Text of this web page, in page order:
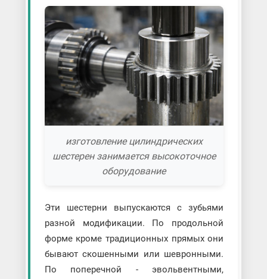
изготовление цилиндрических
шестерен занимается высокоточное
оборудование
Эти шестерни выпускаются с зубьями
разной модификации. По продольной
форме кроме традиционных прямых они
бывают скошенными или шевронными.
По поперечной - эвольвентными,